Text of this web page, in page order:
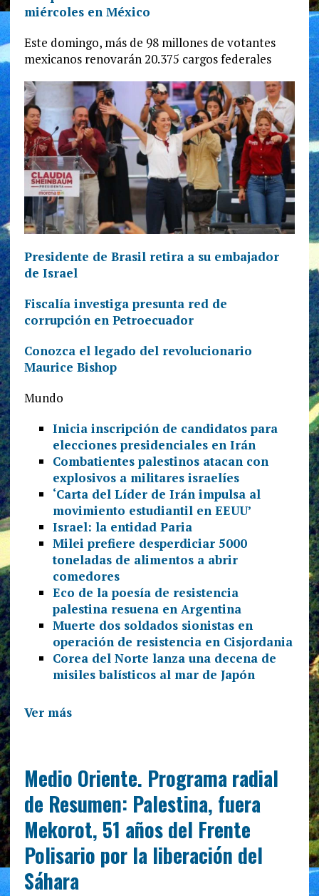
miércoles en México
Este domingo, más de 98 millones de votantes
mexicanos renovarán 20.375 cargos federales
Presidente de Brasil retira a su embajador
de Israel
Fiscalía investiga presunta red de
corrupción en Petroecuador
Conozca el legado del revolucionario
Maurice Bishop
Mundo
Inicia inscripción de candidatos para
elecciones presidenciales en Irán
Combatientes palestinos atacan con
explosivos a militares israelíes
‘Carta del Líder de Irán impulsa al
movimiento estudiantil en EEUU’
Israel: la entidad Paria
Milei prefiere desperdiciar 5000
toneladas de alimentos a abrir
comedores
Eco de la poesía de resistencia
palestina resuena en Argentina
Muerte dos soldados sionistas en
operación de resistencia en Cisjordania
Corea del Norte lanza una decena de
misiles balísticos al mar de Japón
Ver más
Medio Oriente. Programa radial
de Resumen: Palestina, fuera
Mekorot, 51 años del Frente
Polisario por la liberación del
Sáhara